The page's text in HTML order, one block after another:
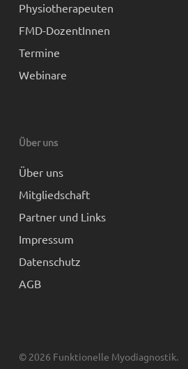
Physiotherapeuten
FMD-DozentInnen
Termine
Webinare
Über uns
Über uns
Mitgliedschaft
Partner und Links
Impressum
Datenschutz
AGB
© 2026 Funktionelle Myodiagnostik.